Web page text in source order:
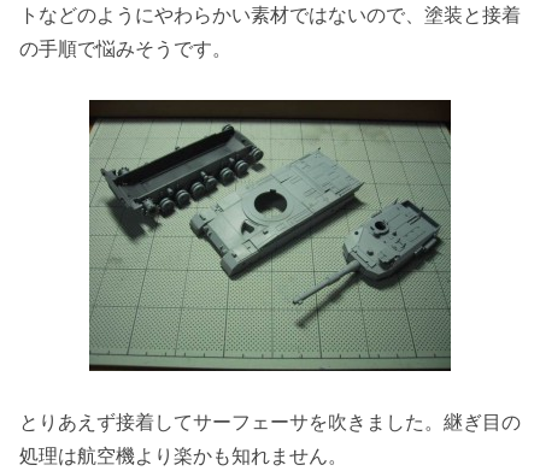
トなどのようにやわらかい素材ではないので、塗装と接着
の手順で悩みそうです。
とりあえず接着してサーフェーサを吹きました。継ぎ目の
処理は航空機より楽かも知れません。